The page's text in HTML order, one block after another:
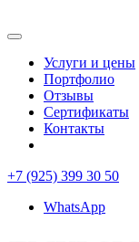
Услуги и цены
Портфолио
Отзывы
Сертификаты
Контакты
+7 (925) 399 30 50
WhatsApp